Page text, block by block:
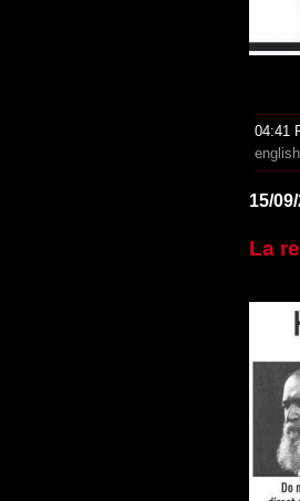
04:41
english
15/
La